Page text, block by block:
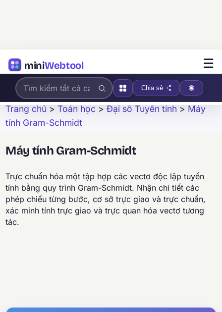
miniWebtool ☰
Chia sẻ
Trang chủ >Toán học >Đại số Tuyến tính > Máy
tính Gram-Schmidt
Máy tính Gram-Schmidt
Trực chuẩn hóa một tập hợp các vectơ độc lập tuyến
tính bằng quy trình Gram-Schmidt. Nhận chi tiết các
phép chiếu từng bước, cơ sở trực giao và trực chuẩn,
xác minh tính trực giao và trực quan hóa vectơ tương
tác.